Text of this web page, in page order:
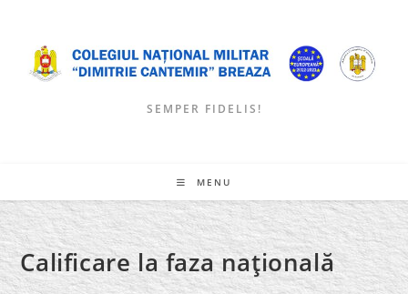
content
SEMPER FIDELIS!
MENU
Calificare la faza naţională